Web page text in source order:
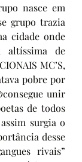
nasce em
grupo trazia
cidade onde
altíssima de
MC’S,
pobre por
consegue unir
de todos
desse
rivais”